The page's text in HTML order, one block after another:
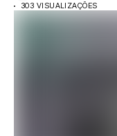
303 VISUALIZAÇÕES